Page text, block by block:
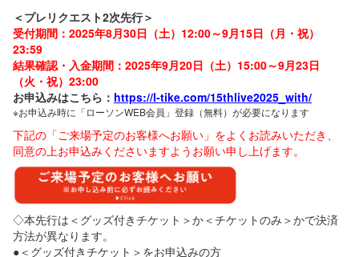
＜プレリクエスト2次先行＞
受付期間：2025年8月30日（土）12:00～9月15日（月・祝）
23:59
結果確認・入金期間：2025年9月20日（土）15:00～9月23日
（火・祝）23:00
お申込みはこちら： https://l-tike.com/15thlive2025_with/
※お申込み時に「ローソンWEB会員」登録（無料）が必要になります
下記の「ご来場予定のお客様へお願い」をよくお読みいただき、
同意の上お申込みくださいますようお願い申し上げます。
◇本先行は＜グッズ付きチケット＞か＜チケットのみ＞かで決済
方法が異なります。
●＜グッズ付きチケット＞をお申込みの方